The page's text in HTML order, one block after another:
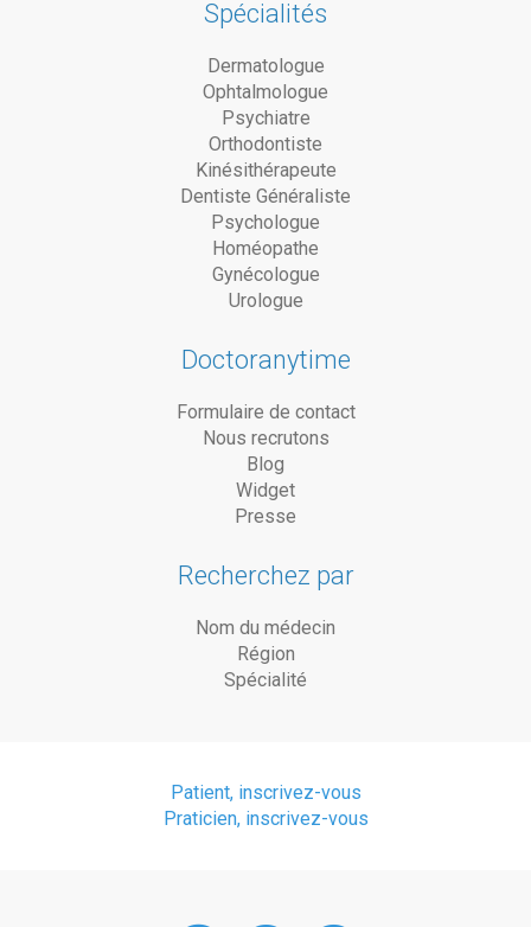
Spécialités
Dermatologue
Ophtalmologue
Psychiatre
Orthodontiste
Kinésithérapeute
Dentiste Généraliste
Psychologue
Homéopathe
Gynécologue
Urologue
Doctoranytime
Formulaire de contact
Nous recrutons
Blog
Widget
Presse
Recherchez par
Nom du médecin
Région
Spécialité
Patient, inscrivez-vous
Praticien, inscrivez-vous